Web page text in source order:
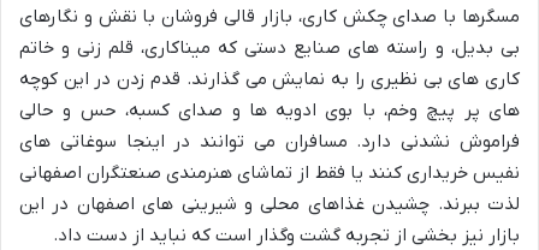
مسگرها با صدای چکش کاری، بازار قالی فروشان با نقش و نگارهای
بی بدیل، و راسته های صنایع دستی که میناکاری، قلم زنی و خاتم
کاری های بی نظیری را به نمایش می گذارند. قدم زدن در این کوچه
های پر پیچ وخم، با بوی ادویه ها و صدای کسبه، حس و حالی
فراموش نشدنی دارد. مسافران می توانند در اینجا سوغاتی های
نفیس خریداری کنند یا فقط از تماشای هنرمندی صنعتگران اصفهانی
لذت ببرند. چشیدن غذاهای محلی و شیرینی های اصفهان در این
بازار نیز بخشی از تجربه گشت وگذار است که نباید از دست داد.